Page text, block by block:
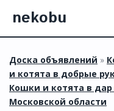
nekobu
Доска объявлений »
и котята в добрые
Кошки и котята в дар
Московской области